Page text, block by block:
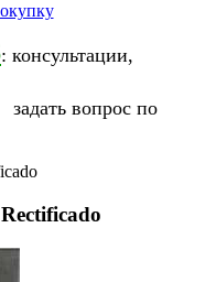
: консультации,
задать вопрос по